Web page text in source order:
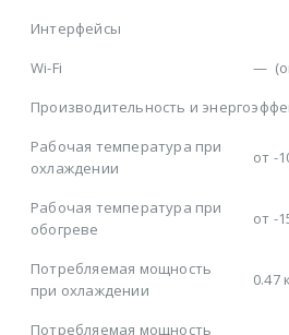
Интерфейсы
Wi-Fi
—
Производительность и
Рабочая температура при
охлаждении
от -
Рабочая температура при
обогреве
от -
Потребляемая мощность
при охлаждении
0.47
Потребляемая мощность